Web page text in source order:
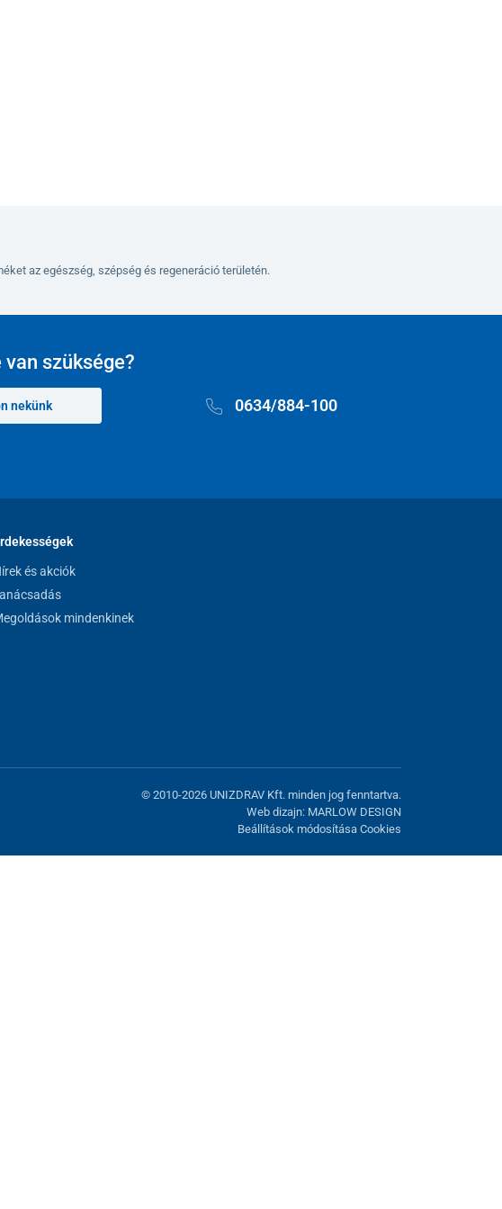
az egészség, szépség és regeneráció területén.
szüksége?
nekünk 0634/884-100
és akciók
mindenkinek
© 2010-2026 UNIZDRAV Kft. minden jog fenntartva.
Web dizajn: MARLOW DESIGN
Beállítások módosítása Cookies